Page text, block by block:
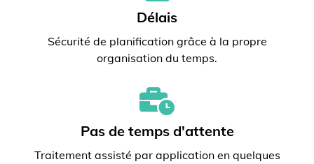
Délais
Sécurité de planification grâce à la propre
organisation du temps.
Pas de temps d'attente
Traitement assisté par application en quelques